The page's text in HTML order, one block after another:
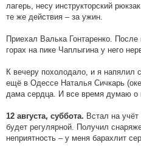
лагерь, несу инструкторский
те же действия – за ужин.
Приехал Валька Гонтаренко.
горах на пике Чаплыгина у него
К вечеру похолодало, и я напялил
ещё в Одессе Наталья Сичкарь
дама сердца. И все время думаю о
12 августа, суббота. Встал на
будет регулярной. Получил
неприятность – у меня барахлит